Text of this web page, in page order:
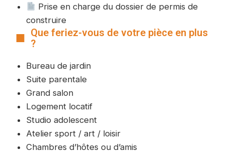
Prise en charge du dossier de permis de
construire
Que feriez-vous de votre pièce en plus
?
Bureau de jardin
Suite parentale
Grand salon
Logement locatif
Studio adolescent
Atelier sport / art / loisir
Chambres d’hôtes ou d’amis